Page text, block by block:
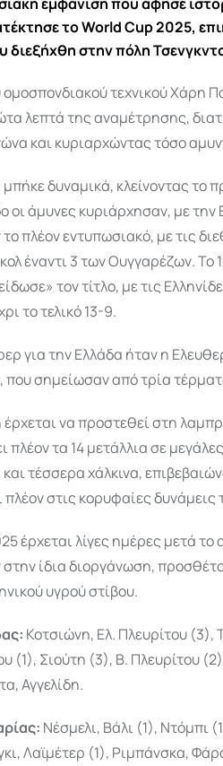
το World Cup 2025,
διεξήχθη στην πόλη
ομοσπονδιακού τεχνικού Χάρη
λεπτά της αναμέτρησης,
και κυριαρχώντας τόσο
δυναμικά, κλείνοντας το
οι άμυνες κυριάρχησαν, με την
πλέον εντυπωσιακό, με τις
έναντι 3 των Ουγγαρέζων. Το
τον τίτλο, με τις
το τελικό 13-9.
για την Ελλάδα ήταν η
που σημείωσαν από τρία
έρχεται να προστεθεί στη
πλέον τα 14 μετάλλια σε
τέσσερα χάλκινα,
πλέον στις κορυφαίες
έρχεται λίγες ημέρες μετά το
ίδια διοργάνωση,
υγρού στίβου.
Κοτσιώνη, Ελ. Πλευρίτου (3),
(1), Σιούτη (3), Β. Πλευρίτου
Αγγελίδη.
Νέσμελι, Βάλι (1), Ντόμπι
Λαϊμέτερ (1), Ριμπάνσκα,